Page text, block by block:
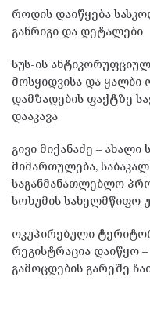
როდის დაიწყება
განრიგი და დეტალები
სუს-ის
მოსყიდვისა და
დამზადების ფაქტზე
დააკავა
გივი მიქანაძე –
მიმართულება,
საგანმანათლებლო
სოხუმის სახელმწიფო
ოკუპირებული
რეგისტრაცია დაიწყო
გამოცდების გარეშე